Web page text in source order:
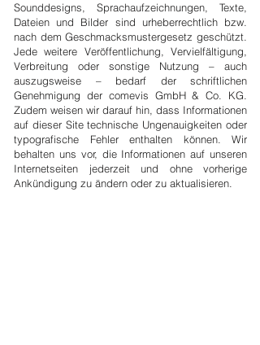
Sounddesigns, Sprachaufzeichnungen, Texte,
Dateien und Bilder sind urheberrechtlich bzw.
nach dem Geschmacksmustergesetz geschützt.
Jede weitere Veröffentlichung, Vervielfältigung,
Verbreitung oder sonstige Nutzung – auch
auszugsweise – bedarf der schriftlichen
Genehmigung der comevis GmbH & Co. KG.
Zudem weisen wir darauf hin, dass Informationen
auf dieser Site technische Ungenauigkeiten oder
typografische Fehler enthalten können. Wir
behalten uns vor, die Informationen auf unseren
Internetseiten jederzeit und ohne vorherige
Ankündigung zu ändern oder zu aktualisieren.